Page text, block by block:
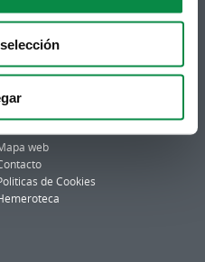
de privacidad
web
de Cookies